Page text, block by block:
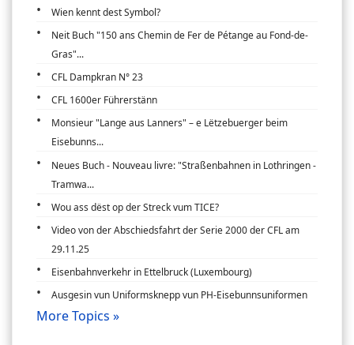
Wien kennt dest Symbol?
Neit Buch "150 ans Chemin de Fer de Pétange au Fond-de-
Gras"...
CFL Dampkran N° 23
CFL 1600er Führerstänn
Monsieur "Lange aus Lanners" – e Lëtzebuerger beim
Eisebunns...
Neues Buch - Nouveau livre: "Straßenbahnen in Lothringen -
Tramwa...
Wou ass dëst op der Streck vum TICE?
Video von der Abschiedsfahrt der Serie 2000 der CFL am
29.11.25
Eisenbahnverkehr in Ettelbruck (Luxembourg)
Ausgesin vun Uniformsknepp vun PH-Eisebunnsuniformen
More Topics »